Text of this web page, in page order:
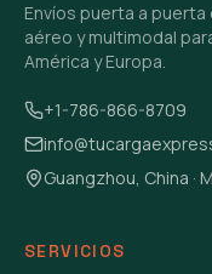
Envíos puerta a
aéreo y multimodal
América y Europa.
+1-786-866-8709
Guangzhou, China ·
SERVICIOS